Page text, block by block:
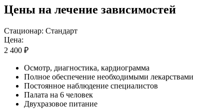
Цены на лечение зависимостей
Стационар: Стандарт
Цена:
2 400 ₽
Осмотр, диагностика, кардиограмма
Полное обеспечение необходимыми лекарствами
Постоянное наблюдение специалистов
Палата на 6 человек
Двухразовое питание